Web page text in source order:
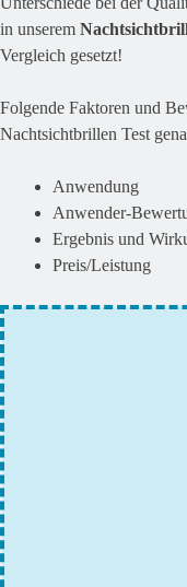
in unserem
Vergleich gesetzt!
Folgende Faktoren und
Nachtsichtbrillen Test
Anwendung
Anwender-
Ergebnis und
Preis/Leistung